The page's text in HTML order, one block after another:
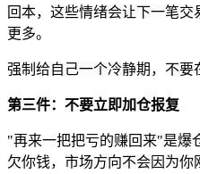
回本，这些情绪会让下一笔
更多。
强制给自己一个冷静期，不要
第三件：不要立即加仓报复
"再来一把把亏的赚回来"是爆
欠你钱，市场方向不会因为